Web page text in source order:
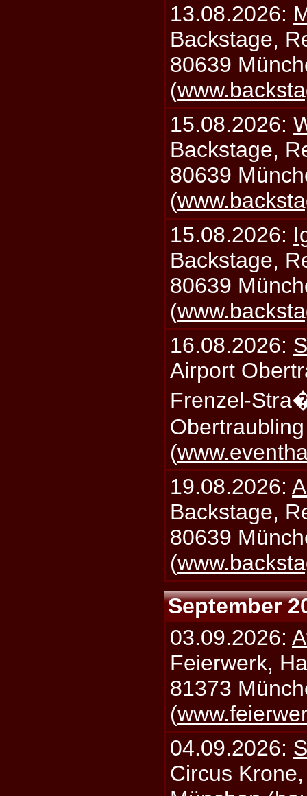
13.08.2026:
Backstage,
80639
(
15.08.2026:
Backstage,
80639
(
15.08.2026:
Backstage,
80639
(
16.08.2026:
Airport
Frenzel-
(
19.08.2026:
Backstage,
80639
(
September
03.09.2026:
Feierwerk,
81373
(
04.09.2026:
Circus